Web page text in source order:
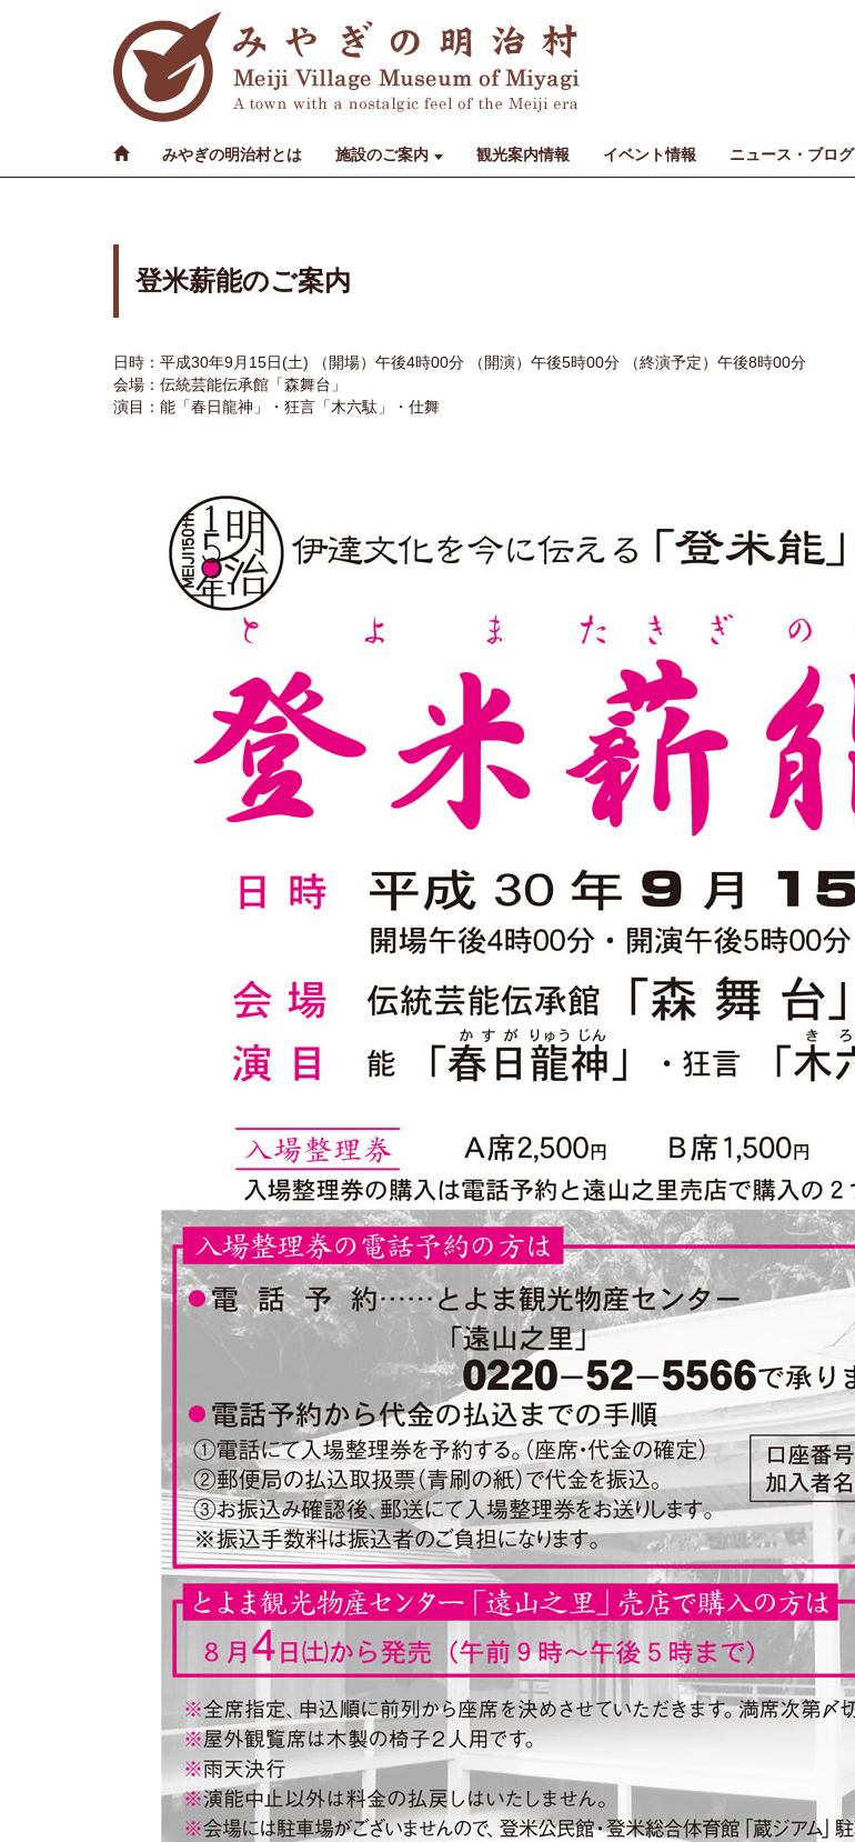
みやぎの明治村とは 施設のご案内 観光案内情報 イベント情報 ニュース・ブログ
登米薪能のご案内
日時：平成30年9月15日(土) （開場）午後4時00分 （開演）午後5時00分 （終演予定）午後8時00分
会場：伝統芸能伝承館「森舞台」
演目：能「春日龍神」・狂言「木六駄」・仕舞